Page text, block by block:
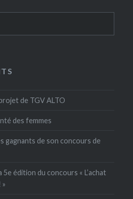
de TGV ALTO
des femmes
gagnants de son concours de
édition du concours « L’achat